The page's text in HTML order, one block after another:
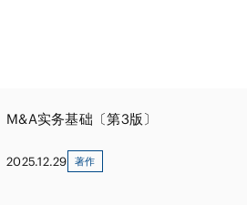
M&A实务基础〔第3版〕
2025.12.29 著作